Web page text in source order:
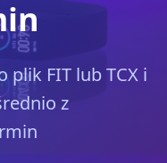
plik FIT lub TCX i
z